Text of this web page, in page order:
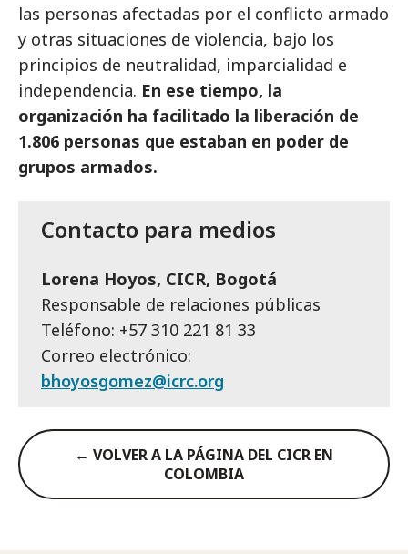
las personas afectadas por el conflicto armado
y otras situaciones de violencia, bajo los
principios de neutralidad, imparcialidad e
independencia. En ese tiempo, la
organización ha facilitado la liberación de
1.806 personas que estaban en poder de
grupos armados.
Contacto para medios
Lorena Hoyos, CICR, Bogotá
Responsable de relaciones públicas
Teléfono: +57 310 221 81 33
Correo electrónico:
bhoyosgomez@icrc.org
← VOLVER A LA PÁGINA DEL CICR EN
COLOMBIA